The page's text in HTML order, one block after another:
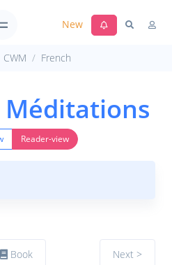
New
CWM French
Reader-view
Book Next >